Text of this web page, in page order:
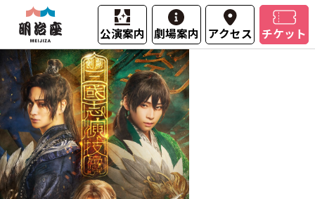
公演案内 劇場案内 アクセス チケット